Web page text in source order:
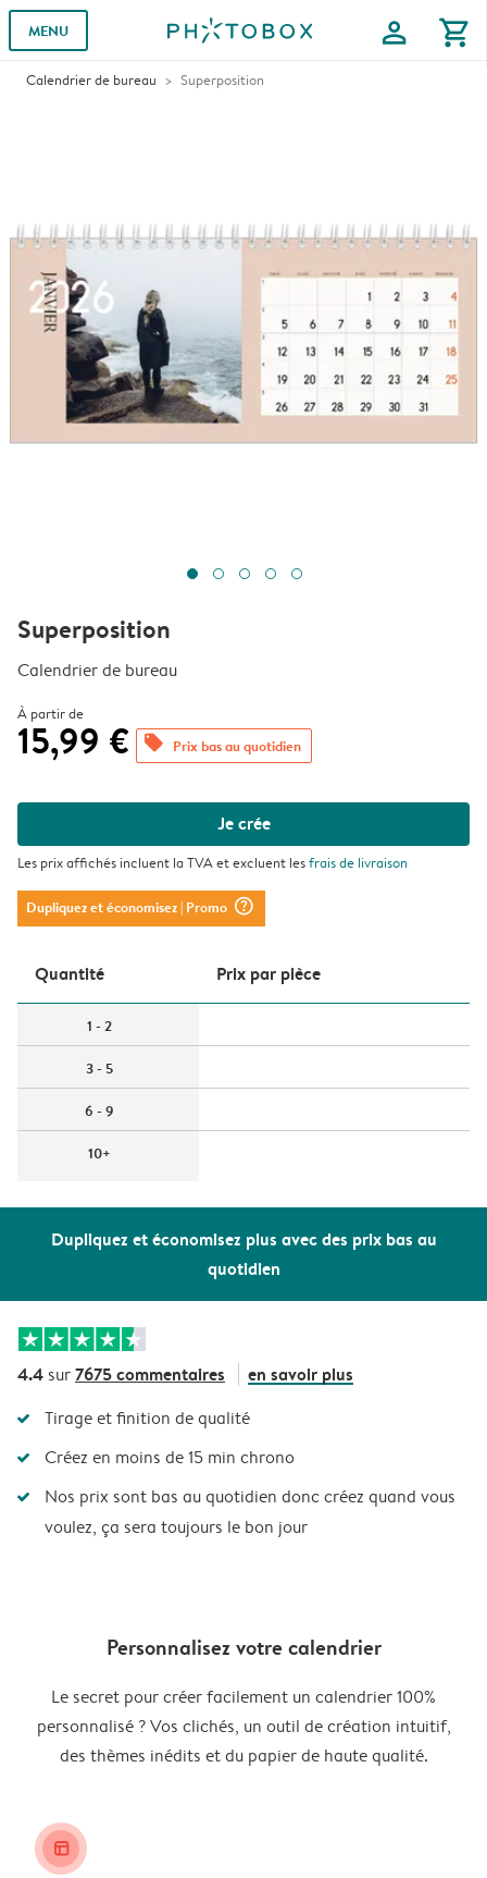
MENU profile shopping_cart
Calendrier de bureau Superposition
Dupliquez et économisez plus avec des prix bas au
quotidien
Superposition
Calendrier de bureau
À partir de
15,99 € offers Prix bas au quotidien
Je crée
Les prix affichés incluent la TVA et excluent lesfrais de livraison
Dupliquez et économisez| Promo question_mark_circle
Quantité Prix ​​par pièce
1 - 2
3 - 5
6 - 9
10+
4.4 sur7675 commentaires en savoir plus
Tirage et finition de qualité
Créez en moins de 15 min chrono
Nos prix sont bas au quotidien donc créez quand vous
voulez, ça sera toujours le bon jour
Personnalisez votre calendrier
Le secret pour créer facilement un calendrier 100%
personnalisé ? Vos clichés, un outil de création intuitif,
des thèmes inédits et du papier de haute qualité.
layout_alt